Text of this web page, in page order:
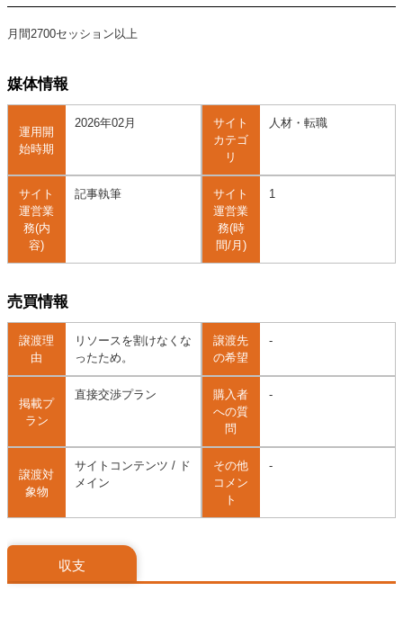
月間2700セッション以上
媒体情報
運用開
始時期
2026年02月
サイト
カテゴ
リ
人材・転職
サイト
運営業
務(内
容)
記事執筆
サイト
運営業
務(時
間/月)
1
売買情報
譲渡理
由
リソースを割けなくな
ったため。
譲渡先
の希望
-
掲載プ
ラン
直接交渉プラン
購入者
への質
問
-
譲渡対
象物
サイトコンテンツ / ド
メイン
その他
コメン
ト
-
収支